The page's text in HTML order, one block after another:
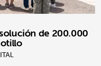
de 200.000